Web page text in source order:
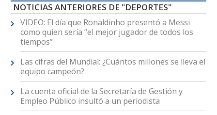
NOTICIAS ANTERIORES DE "DEPORTES"
VIDEO: El día que Ronaldinho presentó a Messi
como quien sería “el mejor jugador de todos los
tiempos”
Las cifras del Mundial: ¿Cuántos millones se lleva el
equipo campeón?
La cuenta oficial de la Secretaría de Gestión y
Empleo Público insultó a un periodista